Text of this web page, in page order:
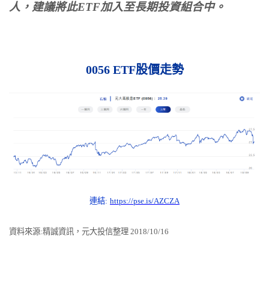
人，建議將此ETF加入至長期投資組合中。
0056 ETF股價走勢
連結: https://pse.is/AZCZA
資料來源:精誠資訊，元大投信整理 2018/10/16